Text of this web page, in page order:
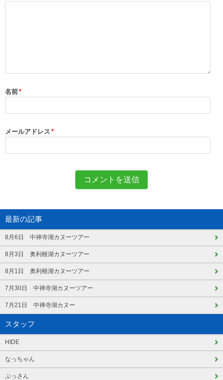
名前*
メールアドレス *
最新の記事
8月6日 中禅寺湖カヌーツアー
8月3日 奥利根湖カヌーツアー
8月1日 奥利根湖カヌーツアー
7月30日 中禅寺湖カヌーツアー
7月21日 中禅寺湖カヌー
スタッフ
HIDE
なっちゃん
ぶっさん